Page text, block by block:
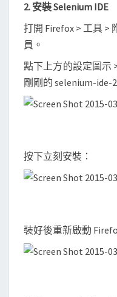
2. 安裝 Selenium IDE
打開 Firefox > 工具 >
員。
點下上方的設定圖示
剛剛的 selenium-ide-
按下立刻安裝：
裝好後重新啟動